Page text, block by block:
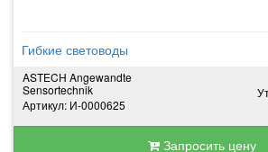
Гибкие световоды
ASTECH Angewandte
Sensortechnik
Артикул: И-0000625
Запросить цену